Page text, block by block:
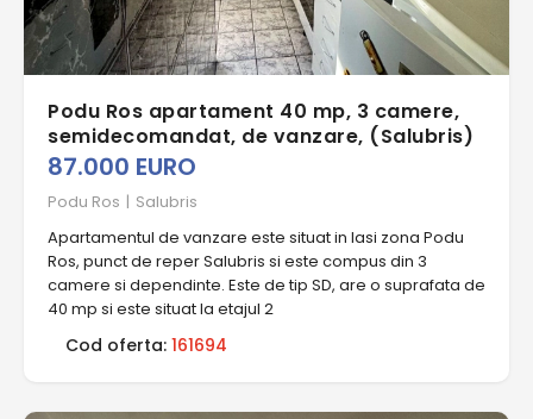
Podu Ros apartament 40 mp, 3 camere,
semidecomandat, de vanzare, (Salubris)
87.000 EURO
Podu Ros | Salubris
Apartamentul de vanzare este situat in Iasi zona Podu
Ros, punct de reper Salubris si este compus din 3
camere si dependinte. Este de tip SD, are o suprafata de
40 mp si este situat la etajul 2
Cod oferta: 161694